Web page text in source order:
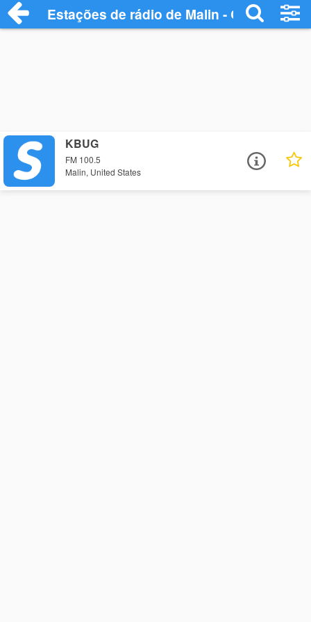
Estações de rádio de Malin - Ouça Online
KBUG
FM 100.5
Malin, United States